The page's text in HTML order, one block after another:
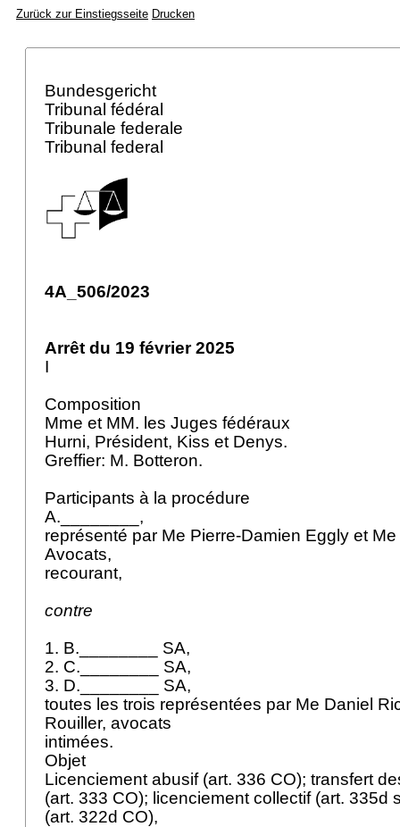
Zurück zur Einstiegsseite Drucken
Bundesgericht
Tribunal fédéral
Tribunale federale
Tribunal federal
4A_506/2023
Arrêt du 19 février 2025
I
Composition
Mme et MM. les Juges fédéraux
Hurni, Président, Kiss et Denys.
Greffier: M. Botteron.
Participants à la procédure
A.________,
représenté par Me Pierre-Damien Eggly et
Avocats,
recourant,
contre
1. B.________ SA,
2. C.________ SA,
3. D.________ SA,
toutes les trois représentées par Me Daniel
Rouiller, avocats
intimées.
Objet
Licenciement abusif (art. 336 CO); transfert
(art. 333 CO); licenciement collectif (art. 335d
(art. 322d CO),